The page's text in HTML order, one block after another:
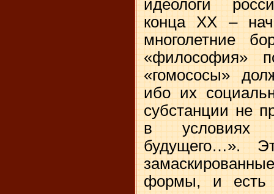
идеологи
конца ХХ –
многолетние
«философия»
«гомососы»
ибо их
субстанции не
в условиях
будущего…».
формы, и есть